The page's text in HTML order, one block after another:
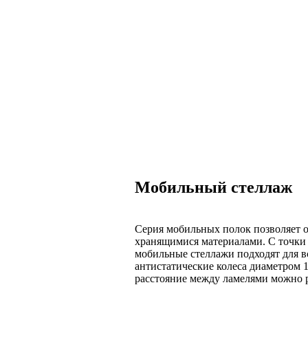
Мобильный стеллаж
Серия мобильных полок позволяет
хранящимися материалами. С
мобильные стеллажи подходят для
антистатические колеса
расстояние между ламелями можно